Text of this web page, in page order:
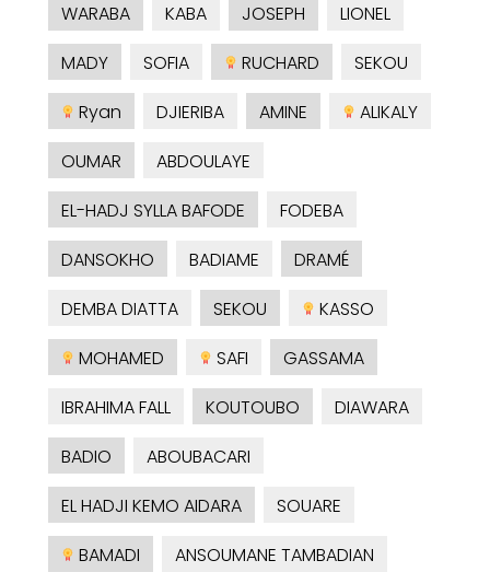
WARABA
KABA JOSEPH
LIONEL
MADY
SOFIA RUCHARD
SEKOU
Ryan
DJIERIBA AMINE
ALIKALY
OUMAR
ABDOULAYE
EL-HADJ SYLLA BAFODE
FODEBA
DANSOKHO
BADIAME
DRAMÉ
DEMBA DIATTA
SEKOU
KASSO
MOHAMED
SAFI
GASSAMA
IBRAHIMA FALL
KOUTOUBO
DIAWARA
BADIO
ABOUBACARI
EL HADJI KEMO AIDARA
SOUARE
BAMADI
ANSOUMANE TAMBADIAN